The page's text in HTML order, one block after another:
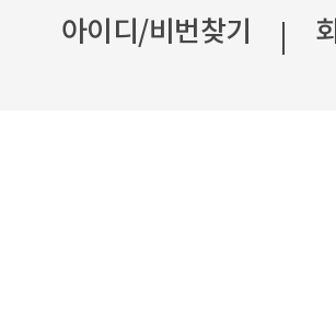
아이디/비번찾기